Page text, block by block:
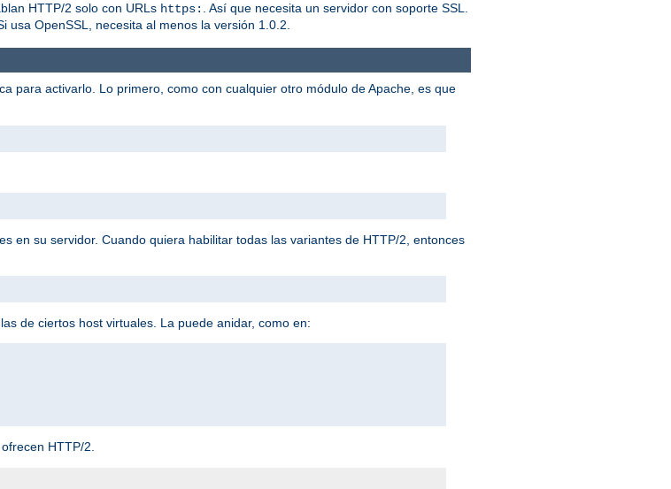
HTTP/2 solo con URLs https: . Así que necesita un servidor con soporte SSL.
usa OpenSSL, necesita al menos la versión 1.0.2.
para activarlo. Lo primero, como con cualquier otro módulo de Apache, es que
en su servidor. Cuando quiera habilitar todas las variantes de HTTP/2, entonces
de ciertos host virtuales. La puede anidar, como en:
HTTP/2.